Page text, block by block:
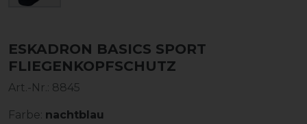
ESKADRON BASICS SPORT
FLIEGENKOPFSCHUTZ
Art.-Nr.: 8845
Farbe: nachtblau